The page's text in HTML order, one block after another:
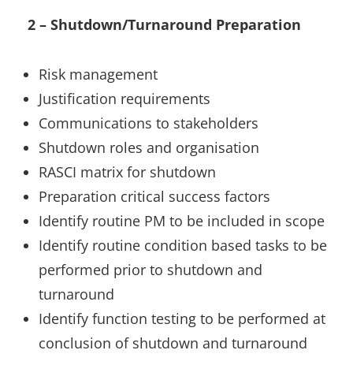
2 – Shutdown/Turnaround Preparation
Risk management
Justification requirements
Communications to stakeholders
Shutdown roles and organisation
RASCI matrix for shutdown
Preparation critical success factors
Identify routine PM to be included in scope
Identify routine condition based tasks to be
performed prior to shutdown and
turnaround
Identify function testing to be performed at
conclusion of shutdown and turnaround